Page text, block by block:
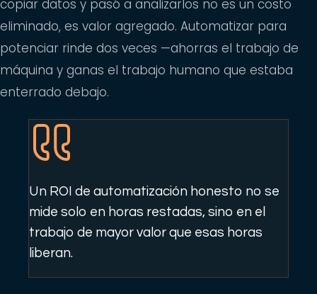
copiar datos y pasó a analizarlos no es un costo
eliminado, es valor agregado. Automatizar para
potenciar rinde dos veces —ahorras el trabajo de
máquina y ganas el trabajo humano que estaba
enterrado debajo.
Un ROI de automatización honesto no se
mide solo en horas restadas, sino en el
trabajo de mayor valor que esas horas
liberan.